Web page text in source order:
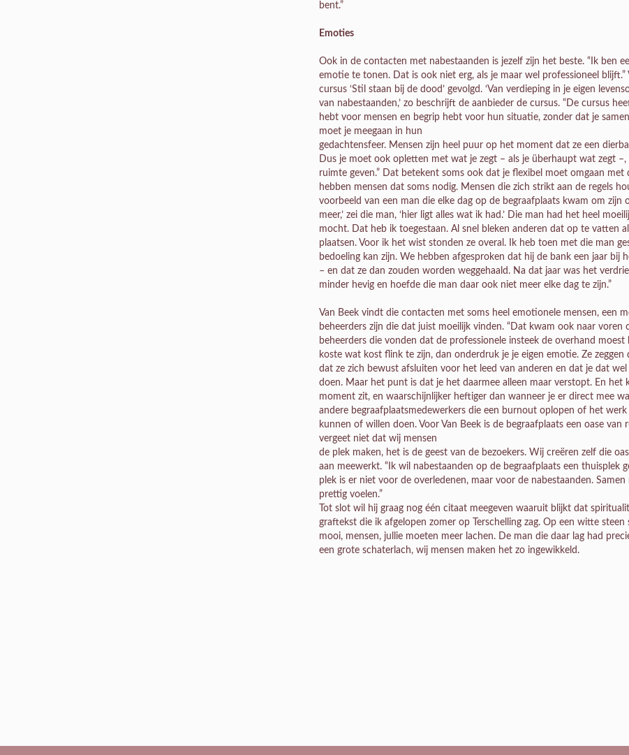
bent.”
Emoties
Ook in de contacten met nabestaanden is jezelf zijn het beste. “Ik ben
emotie te tonen. Dat is ook niet erg, als je maar wel professioneel blijft.”
cursus ‘Stil staan bij de dood’ gevolgd. ‘Van verdieping in je eigen
van nabestaanden,’ zo beschrijft de aanbieder de cursus. “De cursus
hebt voor mensen en begrip hebt voor hun situatie, zonder dat je
moet je meegaan in hun
gedachtensfeer. Mensen zijn heel puur op het moment dat ze een
Dus je moet ook opletten met wat je zegt – als je überhaupt wat zegt
ruimte geven.” Dat betekent soms ook dat je flexibel moet omgaan met
hebben mensen dat soms nodig. Mensen die zich strikt aan de regels
voorbeeld van een man die elke dag op de begraafplaats kwam om zijn
meer,’ zei die man, ‘hier ligt alles wat ik had.’ Die man had het heel
mocht. Dat heb ik toegestaan. Al snel bleken anderen dat op te vatten
plaatsen. Voor ik het wist stonden ze overal. Ik heb toen met die man
bedoeling kan zijn. We hebben afgesproken dat hij de bank een jaar
– en dat ze dan zouden worden weggehaald. Na dat jaar was het
minder hevig en hoefde die man daar ook niet meer elke dag te zijn.”
Van Beek vindt die contacten met soms heel emotionele mensen, een
beheerders zijn die dat juist moeilijk vinden. “Dat kwam ook naar voren
beheerders die vonden dat de professionele insteek de overhand
koste wat kost flink te zijn, dan onderdruk je je eigen emotie. Ze zeggen
dat ze zich bewust afsluiten voor het leed van anderen en dat je dat
doen. Maar het punt is dat je het daarmee alleen maar verstopt. En het
moment zit, en waarschijnlijker heftiger dan wanneer je er direct mee
andere begraafplaatsmedewerkers die een burnout oplopen of het
kunnen of willen doen. Voor Van Beek is de begraafplaats een oase van
vergeet niet dat wij mensen
de plek maken, het is de geest van de bezoekers. Wij creëren zelf die
aan meewerkt. “Ik wil nabestaanden op de begraafplaats een thuisplek
plek is er niet voor de overledenen, maar voor de nabestaanden.
prettig voelen.”
Tot slot wil hij graag nog één citaat meegeven waaruit blijkt dat
graftekst die ik afgelopen zomer op Terschelling zag. Op een witte
mooi, mensen, jullie moeten meer lachen. De man die daar lag had
een grote schaterlach, wij mensen maken het zo ingewikkeld.